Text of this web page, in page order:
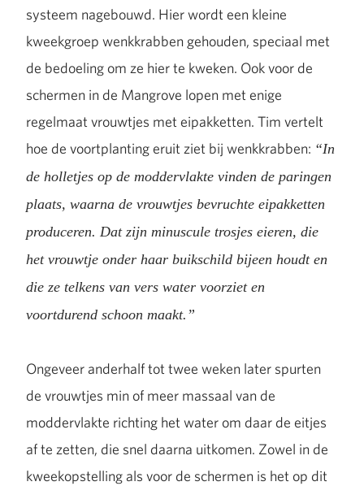
systeem nagebouwd. Hier wordt een kleine
kweekgroep wenkkrabben gehouden, speciaal met
de bedoeling om ze hier te kweken. Ook voor de
schermen in de Mangrove lopen met enige
regelmaat vrouwtjes met eipakketten. Tim vertelt
hoe de voortplanting eruit ziet bij wenkkrabben: “In
de holletjes op de moddervlakte vinden de paringen
plaats, waarna de vrouwtjes bevruchte eipakketten
produceren. Dat zijn minuscule trosjes eieren, die
het vrouwtje onder haar buikschild bijeen houdt en
die ze telkens van vers water voorziet en
voortdurend schoon maakt.”
Ongeveer anderhalf tot twee weken later spurten
de vrouwtjes min of meer massaal van de
moddervlakte richting het water om daar de eitjes
af te zetten, die snel daarna uitkomen. Zowel in de
kweekopstelling als voor de schermen is het op dit